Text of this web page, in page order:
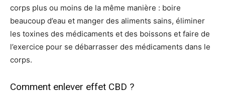
corps plus ou moins de la même manière : boire
beaucoup d’eau et manger des aliments sains, éliminer
les toxines des médicaments et des boissons et faire de
l’exercice pour se débarrasser des médicaments dans le
corps.
Comment enlever effet CBD ?